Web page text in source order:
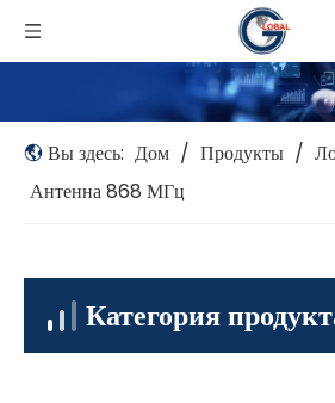
Вы здесь: Дом / Продукты /
Антенна 868 МГц
Категория